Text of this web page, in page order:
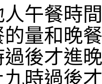
人午餐時
的量和晚
過後才進
九時過後